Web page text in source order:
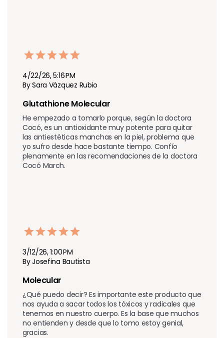
4/22/26, 5:16 PM
By Sara Vázquez Rubio
Glutathione Molecular
He empezado a tomarlo porque, según la doctora
Cocó, es un antioxidante muy potente para quitar
las antiestéticas manchas en la piel, problema que
yo sufro desde hace bastante tiempo. Confío
plenamente en las recomendaciones de la doctora
Cocó March.
3/12/26, 1:00 PM
By Josefina Bautista
Molecular
¿Qué puedo decir? Es importante este producto que
nos ayuda a sacar todos los tóxicos y radicales que
tenemos en nuestro cuerpo. Es la base que muchos
no entienden y desde que lo tomo estoy genial,
gracias.